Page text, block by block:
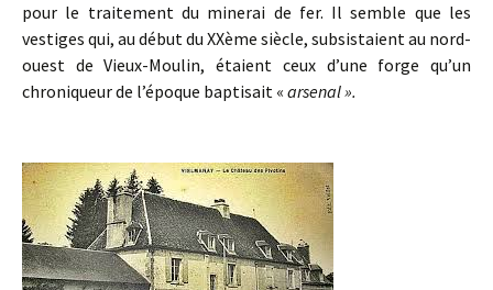
pour le traitement du minerai de fer. Il semble que les
vestiges qui, au début du XXème siècle, subsistaient au nord-
ouest de Vieux-Moulin, étaient ceux d’une forge qu’un
chroniqueur de l’époque baptisait « arsenal ».